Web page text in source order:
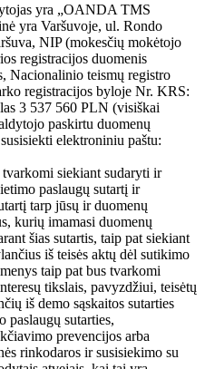
yra „OANDA TMS
yra Varšuvoje, ul. Rondo
NIP (mokesčių mokėtojo
registracijos duomenis
Nacionalinio teismų registro
registracijos byloje Nr. KRS:
3 537 560 PLN (visiškai
paskirtu duomenų
elektroniniu paštu:
tvarkomi siekiant sudaryti ir
paslaugų sutartį ir
tarp jūsų ir duomenų
kurių imamasi duomenų
šias sutartis, taip pat siekiant
iš teisės aktų dėl sutikimo
taip pat bus tvarkomi
tikslais, pavyzdžiui, teisėtų
iš demo sąskaitos sutarties
paslaugų sutarties,
prevencijos arba
rinkodaros ir susisiekimo su